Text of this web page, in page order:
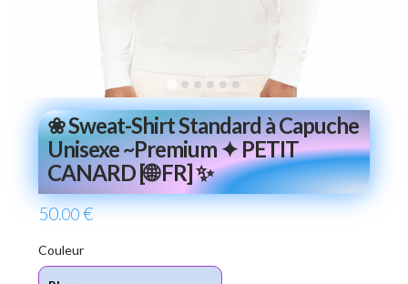
❀ Sweat-Shirt Standard à Capuche
Unisexe ~Premium ✦ PETIT
CANARD [🌐 FR] ✨
50.00 €
Couleur